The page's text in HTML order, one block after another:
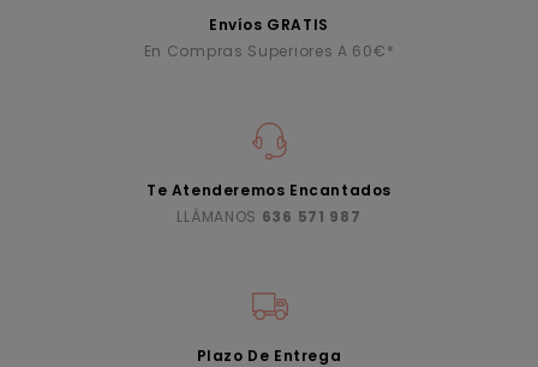
Envíos GRATIS
En Compras Superiores A 60€*
Te Atenderemos Encantados
LLÁMANOS 636 571 987
Plazo De Entrega